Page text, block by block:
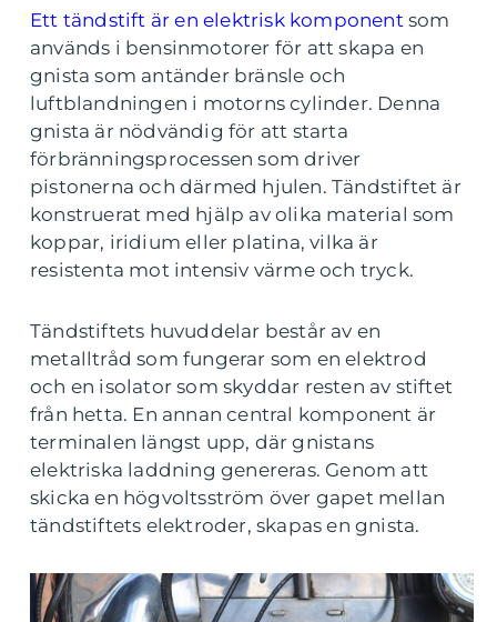
Ett tändstift är en elektrisk komponentsom
används i bensinmotorer för att skapa en
gnista som antänder bränsle och
luftblandningen i motorns cylinder. Denna
gnista är nödvändig för att starta
förbränningsprocessen som driver
pistonerna och därmed hjulen. Tändstiftet är
konstruerat med hjälp av olika material som
koppar, iridium eller platina, vilka är
resistenta mot intensiv värme och tryck.
Tändstiftets huvuddelar består av en
metalltråd som fungerar som en elektrod
och en isolator som skyddar resten av stiftet
från hetta. En annan central komponent är
terminalen längst upp, där gnistans
elektriska laddning genereras. Genom att
skicka en högvoltsström över gapet mellan
tändstiftets elektroder, skapas en gnista.